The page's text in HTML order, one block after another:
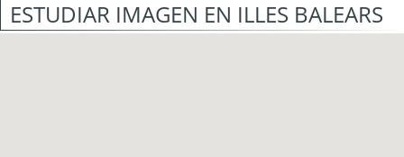
ESTUDIAR IMAGEN EN ILLES BALEARS